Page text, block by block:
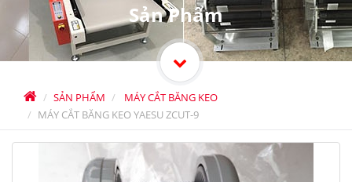
SẢN PHẨM
MÁY CẮT BĂNG KEO
MÁY CẮT BĂNG KEO YAESU ZCUT-9
Sản Phẩm